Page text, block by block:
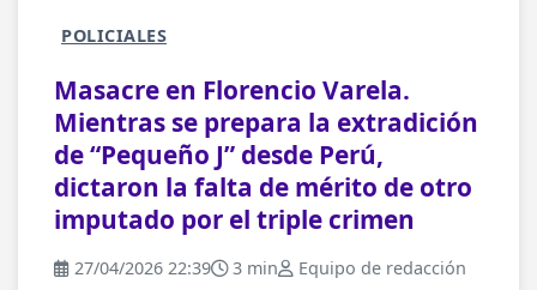
POLICIALES
Masacre en Florencio Varela.
Mientras se prepara la extradición
de “Pequeño J” desde Perú,
dictaron la falta de mérito de otro
imputado por el triple crimen
27/04/2026 22:39 3 min Equipo de redacción